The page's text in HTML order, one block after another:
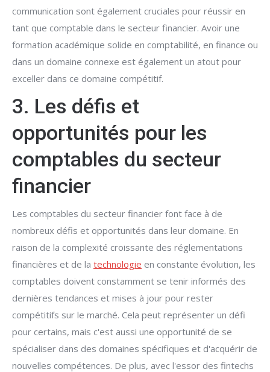
communication sont également cruciales pour réussir en
tant que comptable dans le secteur financier. Avoir une
formation académique solide en comptabilité, en finance ou
dans un domaine connexe est également un atout pour
exceller dans ce domaine compétitif.
3. Les défis et
opportunités pour les
comptables du secteur
financier
Les comptables du secteur financier font face à de
nombreux défis et opportunités dans leur domaine. En
raison de la complexité croissante des réglementations
financières et de la technologie en constante évolution, les
comptables doivent constamment se tenir informés des
dernières tendances et mises à jour pour rester
compétitifs sur le marché. Cela peut représenter un défi
pour certains, mais c'est aussi une opportunité de se
spécialiser dans des domaines spécifiques et d'acquérir de
nouvelles compétences. De plus, avec l'essor des fintechs